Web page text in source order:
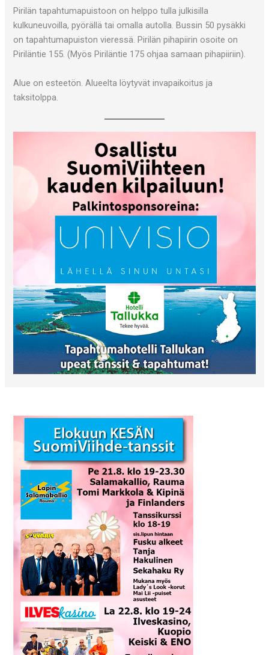
Pirilän tapahtumapuistoon on helppo tulla julkisilla
kulkuneuvoilla, pyörällä tai omalla autolla. Bussin 50 pysäkki
on tapahtumapuiston vieressä. Pirilän pihapiirin osoite on
Piriläntie 155. (Myös Piriläntie 175 ohjaa samaan pihapiiriin).
Alue on esteetön. Alueelta löytyvät invapaikoitus ja
taksitolppa.